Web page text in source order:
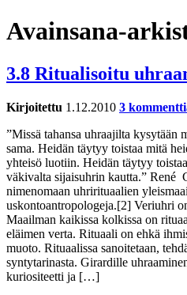
Avainsana-
3.8 Ritualisoitu
Kirjoitettu 1.12.2010 3
”Missä tahansa uhraajilta kysytään
sama. Heidän täytyy toistaa mitä
yhteisö luotiin. Heidän täytyy
väkivalta sijaisuhrin kautta.” René
nimenomaan uhrirituaalien
uskontoantropologeja.[2] Veriuhri
Maailman kaikissa kolkissa on
eläimen verta. Rituaali on ehkä
muoto. Rituaalissa sanoitetaan,
syntytarinasta. Girardille
kuriositeetti ja […]